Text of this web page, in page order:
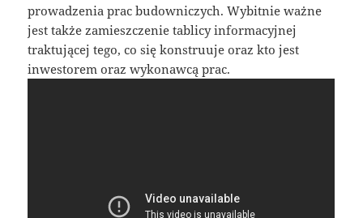
prowadzenia prac budowniczych. Wybitnie ważne
jest także zamieszczenie tablicy informacyjnej
traktującej tego, co się konstruuje oraz kto jest
inwestorem oraz wykonawcą prac.